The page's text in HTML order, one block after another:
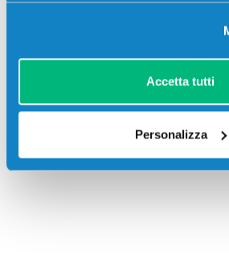
Accetta tutti
Personalizza